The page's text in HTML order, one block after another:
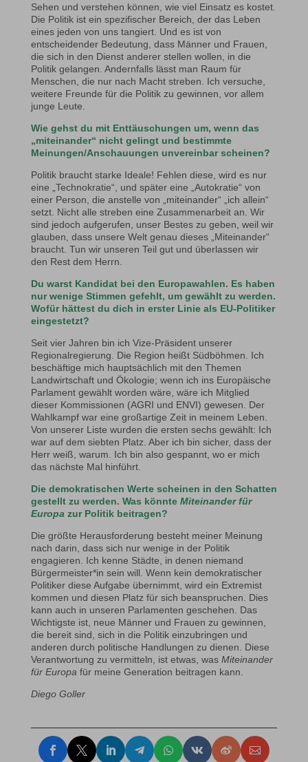
Sehen und verstehen können, wie viel Einsatz es kostet.
Die Politik ist ein spezifischer Bereich, der das Leben
eines jeden von uns tangiert. Und es ist von
entscheidender Bedeutung, dass Männer und Frauen,
die sich in den Dienst anderer stellen wollen, in die
Politik gelangen. Andernfalls lässt man Raum für
Menschen, die nur nach Macht streben. Ich versuche,
weitere Freunde für die Politik zu gewinnen, vor allem
junge Leute.
Wie gehst du mit Enttäuschungen um, wenn das
„miteinander“ nicht gelingt und bestimmte
Meinungen/Anschauungen unvereinbar scheinen?
Politik braucht starke Ideale! Fehlen diese, wird es nur
eine „Technokratie“, und später eine „Autokratie“ von
einer Person, die anstelle von „miteinander“ „ich allein“
setzt. Nicht alle streben eine Zusammenarbeit an. Wir
sind jedoch aufgerufen, unser Bestes zu geben, weil wir
glauben, dass unsere Welt genau dieses „Miteinander“
braucht. Tun wir unseren Teil gut und überlassen wir
den Rest dem Herrn.
Du warst Kandidat bei den Europawahlen. Es haben
nur wenige Stimmen gefehlt, um gewählt zu werden.
Wofür hättest du dich in erster Linie als EU-Politiker
eingestetzt?
Seit vier Jahren bin ich Vize-Präsident unserer
Regionalregierung. Die Region heißt Südböhmen. Ich
beschäftige mich hauptsächlich mit den Themen
Landwirtschaft und Ökologie; wenn ich ins Europäische
Parlament gewählt worden wäre, wäre ich Mitglied
dieser Kommissionen (AGRI und ENVI) gewesen. Der
Wahlkampf war eine großartige Zeit in meinem Leben.
Von unserer Liste wurden die ersten sechs gewählt: Ich
war auf dem siebten Platz. Aber ich bin sicher, dass der
Herr weiß, warum. Ich bin also gespannt, wo er mich
das nächste Mal hinführt.
Die demokratischen Werte scheinen in den Schatten
gestellt zu werden. Was könnte Miteinander für
Europa zur Politik beitragen?
Die größte Herausforderung besteht meiner Meinung
nach darin, dass sich nur wenige in der Politik
engagieren. Ich kenne Städte, in denen niemand
Bürgermeister*in sein will. Wenn kein demokratischer
Politiker diese Aufgabe übernimmt, wird ein Extremist
kommen und diesen Platz für sich beanspruchen. Dies
kann auch in unseren Parlamenten geschehen. Das
Wichtigste ist, neue Männer und Frauen zu gewinnen,
die bereit sind, sich in die Politik einzubringen und
anderen durch politische Handlungen zu dienen. Diese
Verantwortung zu vermitteln, ist etwas, was Miteinander
für Europa für meine Generation beitragen kann.
Diego Goller